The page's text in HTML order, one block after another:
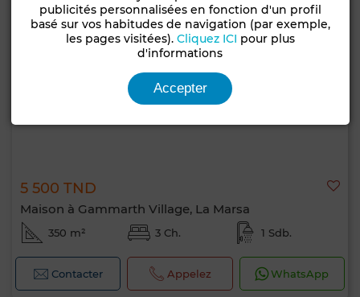
5 500 TND
Maison à Gammarth Village, La Marsa
350 m² 3 Ch. 1 Sdb.
Contacter Appelez WhatsApp
publicités personnalisées en fonction d'un profil
basé sur vos habitudes de navigation (par exemple,
les pages visitées). Cliquez ICI pour plus
d'informations
Accepter